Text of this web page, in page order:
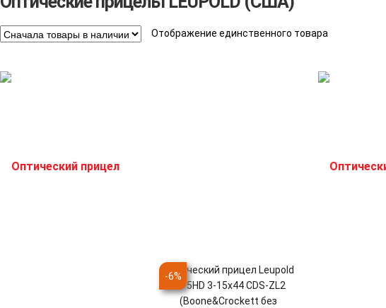
Отображение единственного товара
-6%
Оптический прицел Leupold
VX-5HD 3-15x44 CDS-ZL2
(Boone&Crockett без